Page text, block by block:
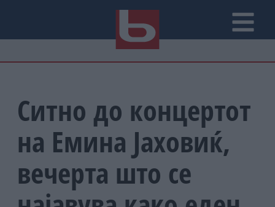
Ситно до концертот
на Емина Јаховиќ,
вечерта што се